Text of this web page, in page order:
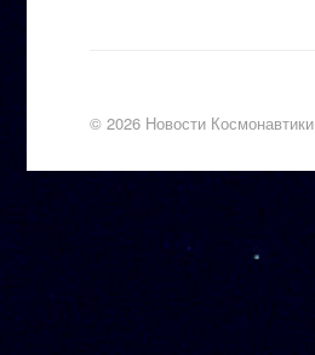
© 2026 Новости Космонавтики